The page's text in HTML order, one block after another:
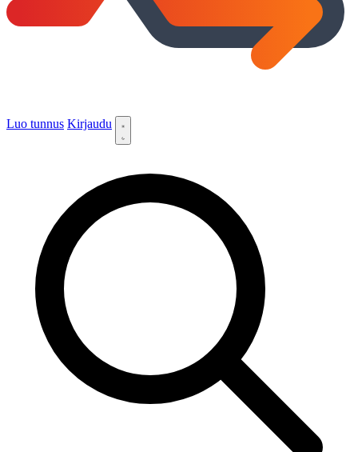
Luo tunnus Kirjaudu